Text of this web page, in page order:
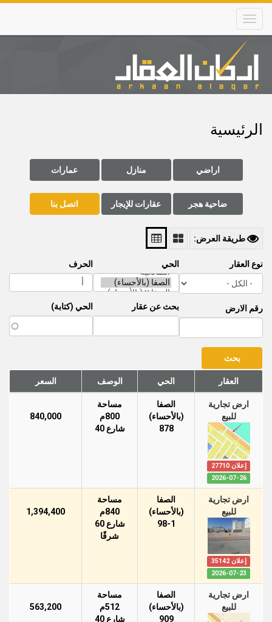
Skip
main
content
Main
navigation
الرئيسية
اراضي منازل عمارات
ضاحية هجر عقارات للإيجار اتصل بنا
طريقة العرض:
نوع العقار
رقم الارض
الحي
بحث عن عقار
الحرف
الحي (كتابة)
العقار الحي الوصف السعر
ارض تجارية
للبيع
إعلان 27710
2026-07-26
الصفا
(بالأحساء)
878
مساحة
800م
شارع 40
840,000
ارض تجارية
للبيع
إعلان 35142
2026-07-23
الصفا
(بالأحساء)
98-1
مساحة
840م
شارع 60
شرقًا
1,394,400
ارض تجارية
للبيع
الصفا
(بالأحساء)
909
مساحة
512م
شارع 40
563,200